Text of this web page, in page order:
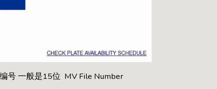
号 一般是15位 MV File Number